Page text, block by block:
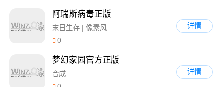
阿瑞斯病毒正版
末日生存 | 像素风
0
详情
梦幻家园官方正版
合成
详情